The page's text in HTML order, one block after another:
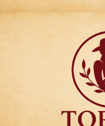
Articulos
Regalo